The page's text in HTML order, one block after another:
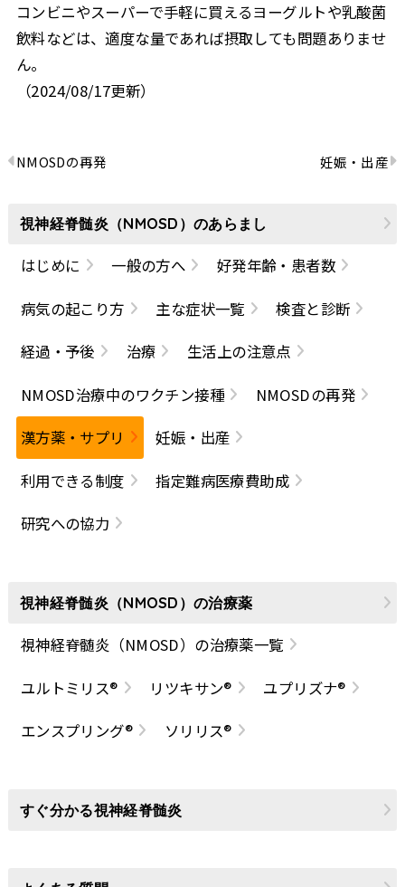
コンビニやスーパーで手軽に買えるヨーグルトや乳酸菌
飲料などは、適度な量であれば摂取しても問題ありませ
ん。
（2024/08/17更新）
NMOSDの再発 妊娠・出産
視神経脊髄炎（NMOSD）のあらまし
はじめに 一般の方へ
好発年齢・患者数
病気の起こり方
主な症状一覧
検査と診断
経過・予後
治療
生活上の注意点
NMOSD治療中のワクチン接種
NMOSDの再発
漢方薬・サプリ
妊娠・出産
利用できる制度
指定難病医療費助成
研究への協力
視神経脊髄炎（NMOSD）の治療薬
視神経脊髄炎（NMOSD）の治療薬一覧
ユルトミリス®
リツキサン®
ユプリズナ®
エンスプリング®
ソリリス®
すぐ分かる視神経脊髄炎